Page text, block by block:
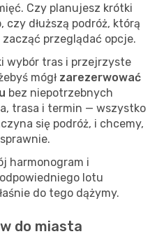
Czy planujesz krótki
czy dłuższą podróż, którą
przeglądać opcje.
wybór tras i przejrzyste
mógł zarezerwować
bez niepotrzebnych
trasa i termin — wszystko
się podróż, i chcemy,
harmonogram i
lotu
do tego dążymy.
do miasta